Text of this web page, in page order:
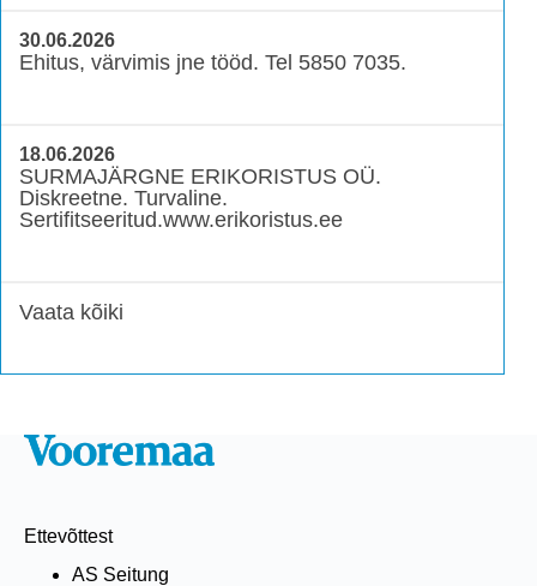
30.06.2026
Ehitus, värvimis jne tööd. Tel 5850 7035.
18.06.2026
SURMAJÄRGNE ERIKORISTUS OÜ.
Diskreetne. Turvaline.
Sertifitseeritud.www.erikoristus.ee
Vaata kõiki
Ettevõttest
AS Seitung